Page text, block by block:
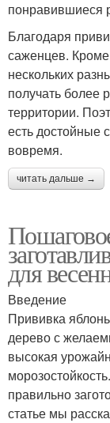
понравившиеся
Благодаря
саженцев. Кроме
нескольких
получать более
территории.
есть достойные
вовремя.
читать дальше →
для
Введение
Прививка
дерево с
высокая
правильно
статье мы